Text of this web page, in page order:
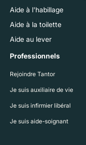
Aide à l'habillage
Aide à la toilette
Aide au lever
Professionnels
Rejoindre Tantor
Je suis auxiliaire de vie
Je suis infirmier libéral
Je suis aide-soignant